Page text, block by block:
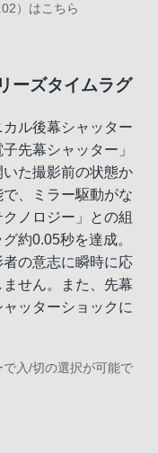
）はこちら
ーズタイムラグ
ル後幕シャッター
先幕シャッター」
た撮影前の状態か
、ミラー駆動がな
ノロジー」との組
約0.05秒を達成。
の意志に瞬時に応
せん。また、先幕
ッターショックに
入/切の選択が可能で